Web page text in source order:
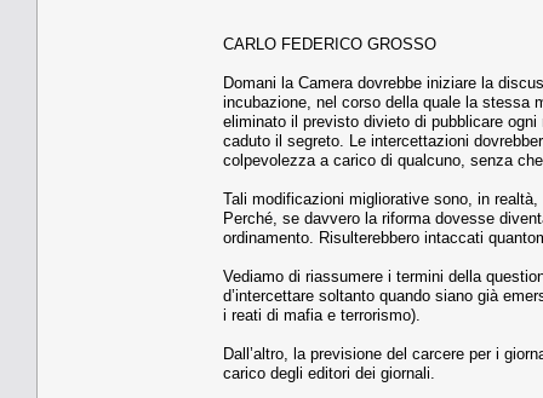
CARLO FEDERICO GROSSO
Domani la Camera dovrebbe iniziare la
incubazione, nel corso della quale la stessa
eliminato il previsto divieto di pubblicare
caduto il segreto. Le intercettazioni
colpevolezza a carico di qualcuno, senza
Tali modificazioni migliorative sono, in
Perché, se davvero la riforma dovesse
ordinamento. Risulterebbero intaccati
Vediamo di riassumere i termini della
d’intercettare soltanto quando siano già
i reati di mafia e terrorismo).
Dall’altro, la previsione del carcere per i
carico degli editori dei giornali.